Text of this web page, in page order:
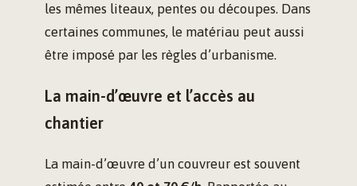
les mêmes liteaux, pentes ou découpes. Dans
certaines communes, le matériau peut aussi
être imposé par les règles d’urbanisme.
La main-d’œuvre et l’accès au
chantier
La main-d’œuvre d’un couvreur est souvent